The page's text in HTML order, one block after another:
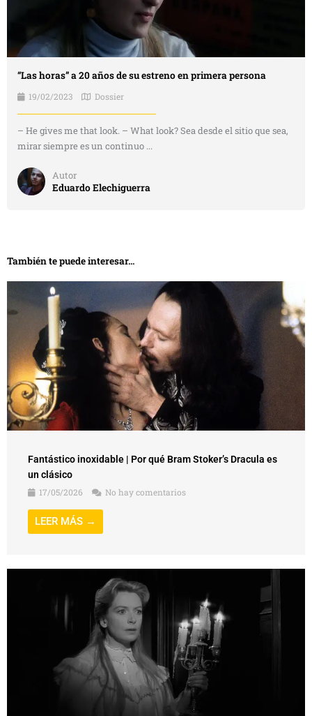
“Las horas” a 20 años de su estreno en primera persona
19/02/2023 Dossier
– He gives me that look. – What look? Sea desde el sitio que sea,
mirar siempre es un continuo ...
Autor
Eduardo Elechiguerra
También te puede interesar...
Fantástico inoxidable | Por qué Bram Stoker’s Dracula es
un clásico
17/05/2026
No hay comentarios
LEER MÁS →